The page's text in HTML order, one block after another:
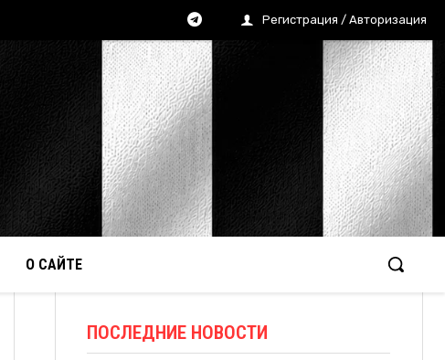
Регистрация / Авторизация
О САЙТЕ
ПОСЛЕДНИЕ НОВОСТИ